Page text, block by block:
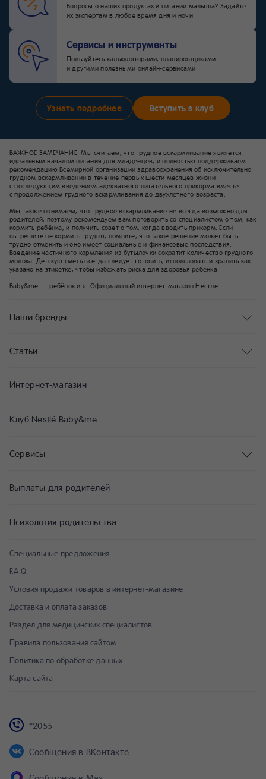
Вопросы о наших продуктах и питании малыша? Задайте
их экспертам в любое время дня и ночи
Сервисы и инструменты
Пользуйтесь калькуляторами, планировщиками
и другими полезными онлайн-сервисами
Узнать подробнее Вступить в клуб
ВАЖНОЕ ЗАМЕЧАНИЕ. Мы считаем, что грудное вскармливание является
идеальным началом питания для младенцев, и полностью поддерживаем
рекомендацию Всемирной организации здравоохранения об исключительно
грудном вскармливании в течение первых шести месяцев жизни
с последующим введением адекватного питательного прикорма вместе
с продолжением грудного вскармливания до двухлетнего возраста.
Мы также понимаем, что грудное вскармливание не всегда возможно для
родителей, поэтому рекомендуем вам поговорить со специалистом о том, как
кормить ребёнка, и получить совет о том, когда вводить прикорм. Если
вы решите не кормить грудью, помните, что такое решение может быть
трудно отменить и оно имеет социальные и финансовые последствия.
Введение частичного кормления из бутылочки сократит количество грудного
молока. Детскую смесь всегда следует готовить, использовать и хранить как
указано на этикетке, чтобы избежать риска для здоровья ребёнка.
Baby&me — ребёнок и я. Официальный интернет-магазин Нестле.
Наши бренды
Статьи
Специальные предложения
F.A.Q
Условия продажи товаров в интернет-магазине
Доставка и оплата заказов
Раздел для медицинских специалистов
Правила пользования сайтом
Политика по обработке данных
Карта сайта
*2055
Сообщения в ВКонтакте
Интернет-магазин
Клуб Nestlé Baby&me
Сервисы
Выплаты для родителей
Психология родительства